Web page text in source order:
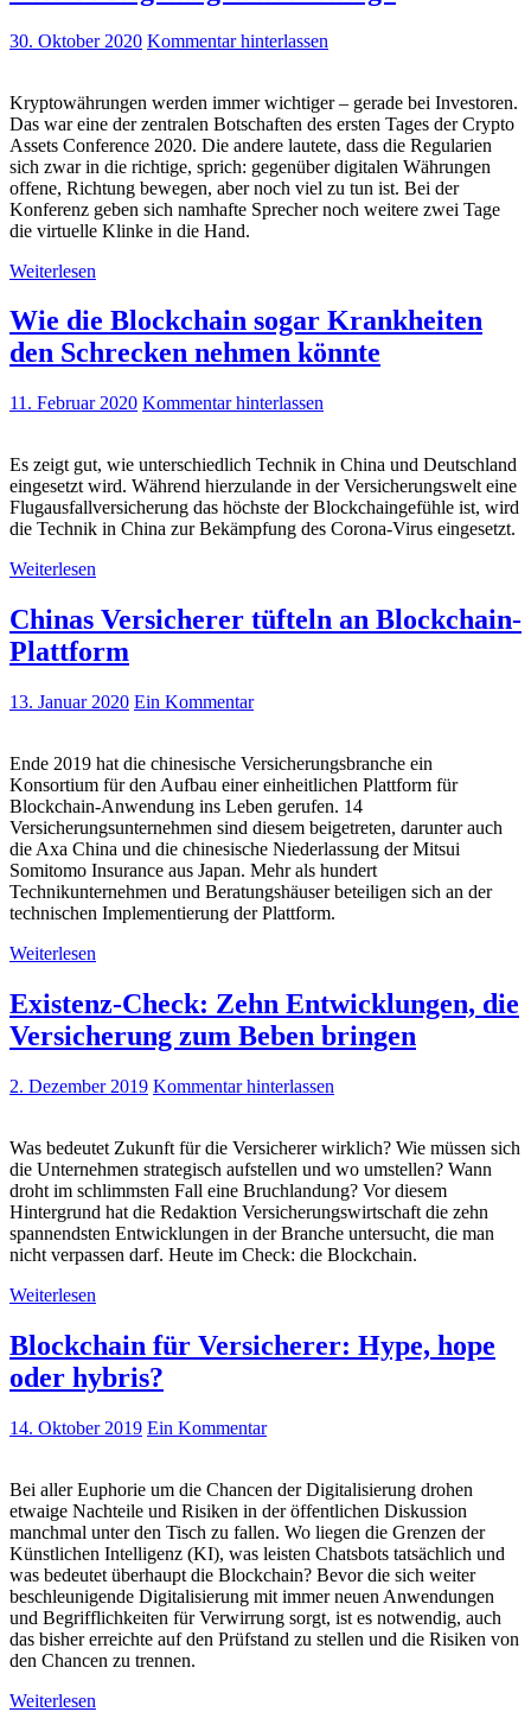
30. Oktober 2020 Kommentar hinterlassen
Kryptowährungen werden immer wichtiger – gerade bei Investoren.
Das war eine der zentralen Botschaften des ersten Tages der Crypto
Assets Conference 2020. Die andere lautete, dass die Regularien
sich zwar in die richtige, sprich: gegenüber digitalen Währungen
offene, Richtung bewegen, aber noch viel zu tun ist. Bei der
Konferenz geben sich namhafte Sprecher noch weitere zwei Tage
die virtuelle Klinke in die Hand.
Weiterlesen
Wie die Blockchain sogar Krankheiten
den Schrecken nehmen könnte
11. Februar 2020 Kommentar hinterlassen
Es zeigt gut, wie unterschiedlich Technik in China und Deutschland
eingesetzt wird. Während hierzulande in der Versicherungswelt eine
Flugausfallversicherung das höchste der Blockchaingefühle ist, wird
die Technik in China zur Bekämpfung des Corona-Virus eingesetzt.
Weiterlesen
Chinas Versicherer tüfteln an Blockchain-
Plattform
13. Januar 2020 Ein Kommentar
Ende 2019 hat die chinesische Versicherungsbranche ein
Konsortium für den Aufbau einer einheitlichen Plattform für
Blockchain-Anwendung ins Leben gerufen. 14
Versicherungsunternehmen sind diesem beigetreten, darunter auch
die Axa China und die chinesische Niederlassung der Mitsui
Somitomo Insurance aus Japan. Mehr als hundert
Technikunternehmen und Beratungshäuser beteiligen sich an der
technischen Implementierung der Plattform.
Weiterlesen
Existenz-Check: Zehn Entwicklungen, die
Versicherung zum Beben bringen
2. Dezember 2019 Kommentar hinterlassen
Was bedeutet Zukunft für die Versicherer wirklich? Wie müssen sich
die Unternehmen strategisch aufstellen und wo umstellen? Wann
droht im schlimmsten Fall eine Bruchlandung? Vor diesem
Hintergrund hat die Redaktion Versicherungswirtschaft die zehn
spannendsten Entwicklungen in der Branche untersucht, die man
nicht verpassen darf. Heute im Check: die Blockchain.
Weiterlesen
Blockchain für Versicherer: Hype, hope
oder hybris?
14. Oktober 2019 Ein Kommentar
Bei aller Euphorie um die Chancen der Digitalisierung drohen
etwaige Nachteile und Risiken in der öffentlichen Diskussion
manchmal unter den Tisch zu fallen. Wo liegen die Grenzen der
Künstlichen Intelligenz (KI), was leisten Chatsbots tatsächlich und
was bedeutet überhaupt die Blockchain? Bevor die sich weiter
beschleunigende Digitalisierung mit immer neuen Anwendungen
und Begrifflichkeiten für Verwirrung sorgt, ist es notwendig, auch
das bisher erreichte auf den Prüfstand zu stellen und die Risiken von
den Chancen zu trennen.
Weiterlesen